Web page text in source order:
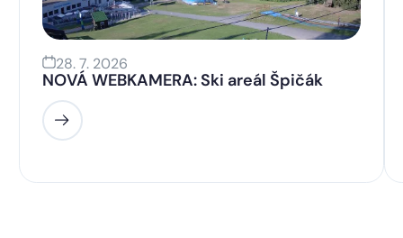
28. 7. 2026
NOVÁ WEBKAMERA: Ski areál Špičák